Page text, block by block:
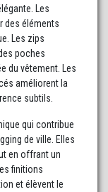
Les
des éléments
Les zips
poches
du vêtement. Les
améliorent la
subtils.
qui contribue
de ville. Elles
en offrant un
finitions
et élèvent le